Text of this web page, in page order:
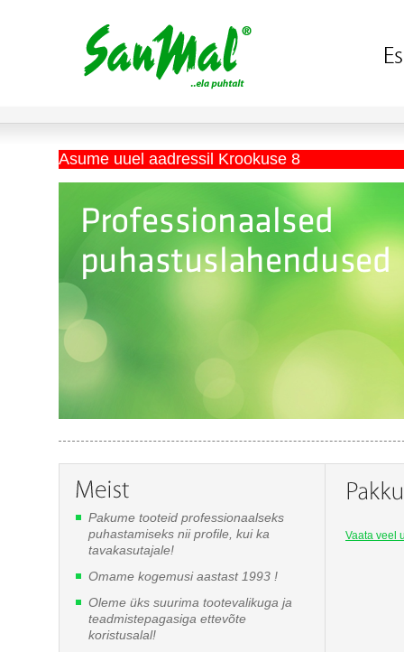
Asume uuel aadressil Krookuse 8
Vaata veel
Pakume tooteid professionaalseks
puhastamiseks nii profile, kui ka
tavakasutajale!
Omame kogemusi aastast 1993 !
Oleme üks suurima tootevalikuga ja
teadmistepagasiga ettevõte
koristusalal!